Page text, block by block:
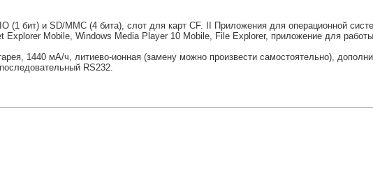
(1 бит) и SD/MMC (4 бита), слот для карт CF. II Приложения для операционной
Explorer Mobile, Windows Media Player 10 Mobile, File Explorer, приложение для
1440 мА/ч, литиево-ионная (замену можно произвести самостоятельно),
RS232.